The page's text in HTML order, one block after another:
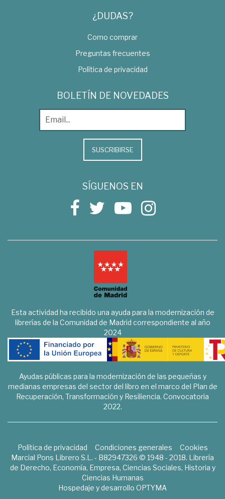
¿DUDAS?
Como comprar
Preguntas frecuentes
Política de privacidad
BOLETÍN DE NOVEDADES
SUSCRIBIRSE
SÍGUENOS EN
Esta actividad ha recibido una ayuda para la modernización de
librerías de la Comunidad de Madrid correspondiente al año
2024
Ayudas públicas para la modernización de las pequeñas y
medianas empresas del sector del libro en el marco del Plan de
Recuperación, Transformación y Resiliencia. Convocatoria
2022.
Política de privacidad Condiciones generales
Cookies
Marcial Pons Librero S.L. - B82947326 © 1948 - 2018. Librería
de Derecho, Economía, Empresa, Ciencias Sociales, Historia y
Ciencias Humanas
Hospedaje y desarrollo OPTYMA